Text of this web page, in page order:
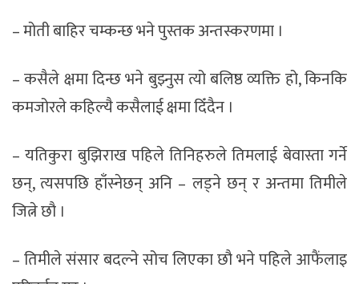
– मोती बाहिर चम्कन्छ भने पुस्तक अन्तस्करणमा ।
– कसैले क्षमा दिन्छ भने बुझ्नुस त्यो बलिष्ठ व्यक्ति हो, किनकि
कमजोरले कहिल्यै कसैलाई क्षमा दिँदैन ।
– यतिकुरा बुझिराख पहिले तिनिहरुले तिमलाई बेवास्ता गर्ने
छन्, त्यसपछि हाँस्नेछन् अनि – लड्ने छन् र अन्तमा तिमीले
जित्ने छौ ।
– तिमीले संसार बदल्ने सोच लिएका छौ भने पहिले आफैंलाइ